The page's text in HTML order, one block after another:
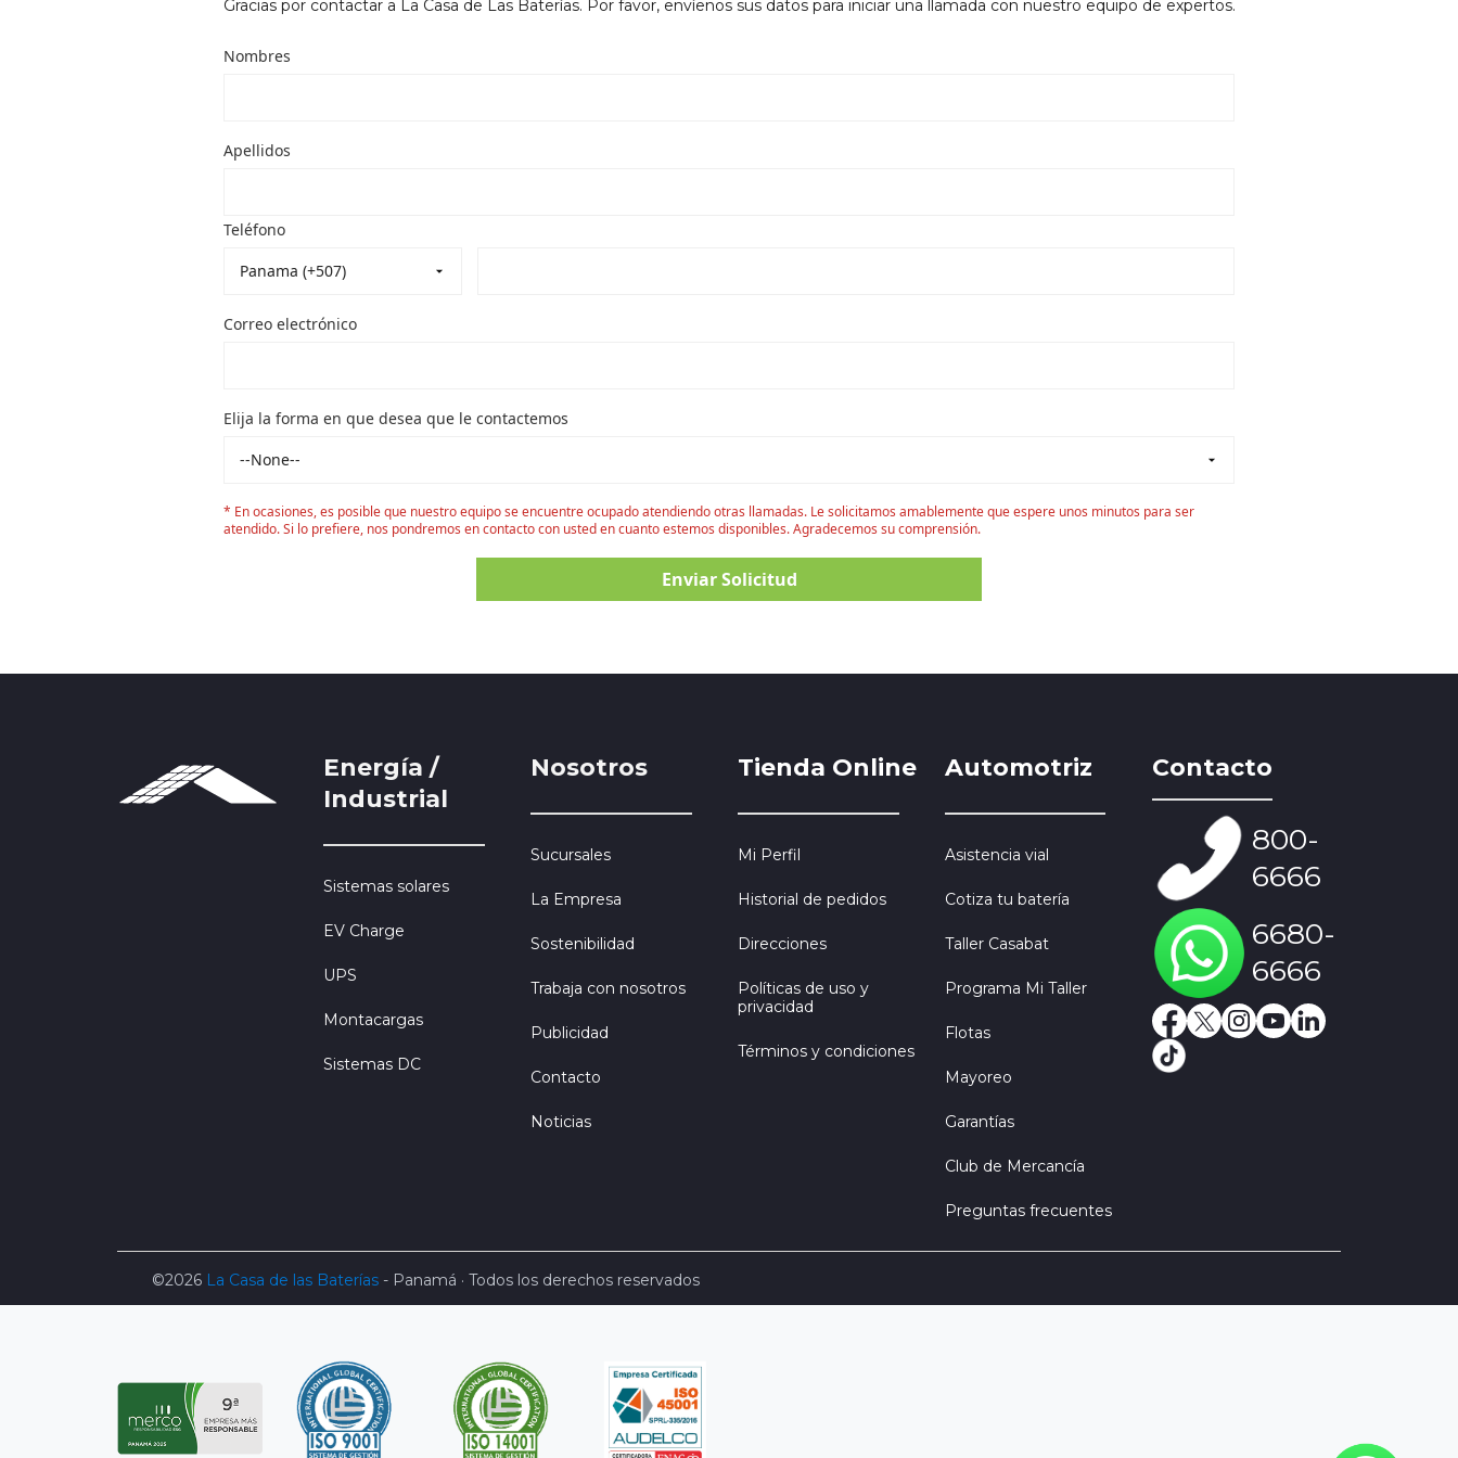
Gracias por contactar a La Casa de Las Baterías. Por favor, envíenos sus datos para iniciar una llamada con nuestro equipo de expertos.
Nombres
Apellidos
Teléfono
Correo electrónico
Elija la forma en que desea que le contactemos
* En ocasiones, es posible que nuestro equipo se encuentre ocupado atendiendo otras llamadas. Le solicitamos amablemente que espere unos minutos para ser
atendido. Si lo prefiere, nos pondremos en contacto con usted en cuanto estemos disponibles. Agradecemos su comprensión.
Enviar Solicitud
Energía /
Industrial
Sistemas solares
EV Charge
UPS
Montacargas
Sistemas DC
Nosotros
Sucursales
La Empresa
Sostenibilidad
Trabaja con nosotros
Publicidad
Contacto
Noticias
Tienda Online
Mi Perfil
Historial de pedidos
Direcciones
Políticas de uso y
privacidad
Términos y condiciones
Automotriz
Asistencia vial
Cotiza tu batería
Taller Casabat
Programa Mi Taller
Flotas
Mayoreo
Garantías
Club de Mercancía
Preguntas frecuentes
Contacto
800-
6666
6680-
6666
Facebook
X Instagram
YoutubeLinkedIn
©2026 La Casa de las Baterías- Panamá · Todos los derechos reservados